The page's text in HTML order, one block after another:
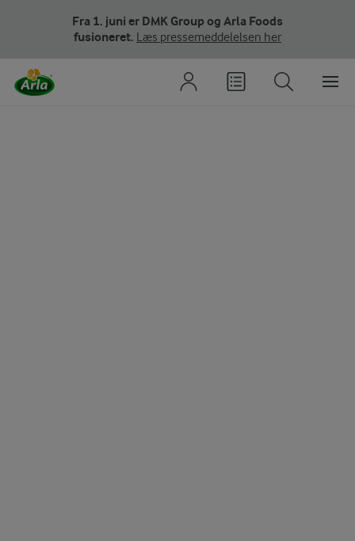
Fra 1. juni er DMK Group og Arla Foods
fusioneret. Læs pressemeddelelsen her